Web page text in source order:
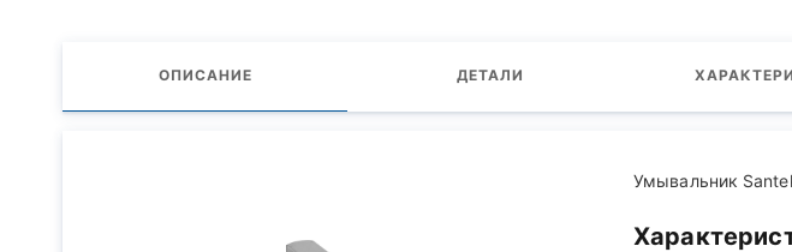
ОПИСАНИЕ ДЕТАЛИ
Умывальник